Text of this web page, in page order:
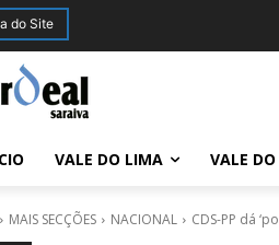
do Site
VALE DO LIMA VALE
MAIS SECÇÕES NACIONAL CDS-PP dá